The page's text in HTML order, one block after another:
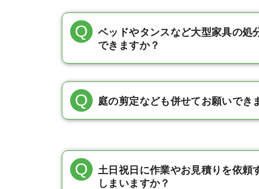
ベッドやタンスなど大型家具の処
できますか？
庭の剪定なども併せてお願いでき
土日祝日に作業やお見積りを依頼
しまいますか？